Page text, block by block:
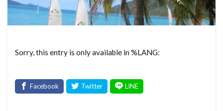
Sorry, this entry is only available in %LANG: